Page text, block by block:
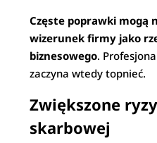
Częste poprawki mogą
wizerunek firmy jako
biznesowego.
zaczyna wtedy topnieć.
Zwiększone
skarbowej